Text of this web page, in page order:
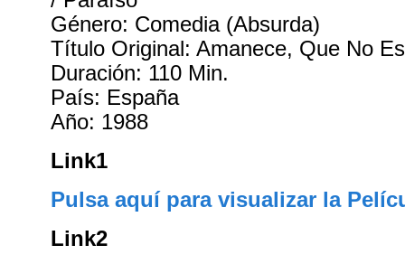
Género: Comedia (Absurda)
Título Original: Amanece, Que No
Duración: 110 Min.
País: España
Año: 1988
Link1
Pulsa aquí para visualizar la
Link2